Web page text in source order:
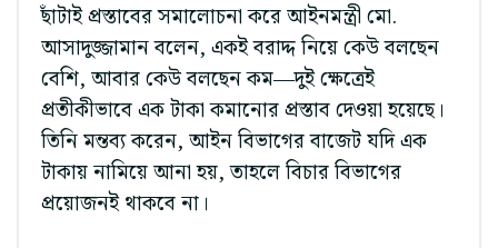
ছাঁটাই প্রস্তাবের সমালোচনা করে আইনমন্ত্রী মো.
আসাদুজ্জামান বলেন, একই বরাদ্দ নিয়ে কেউ বলছেন
বেশি, আবার কেউ বলছেন কম—দুই ক্ষেত্রেই
প্রতীকীভাবে এক টাকা কমানোর প্রস্তাব দেওয়া হয়েছে।
তিনি মন্তব্য করেন, আইন বিভাগের বাজেট যদি এক
টাকায় নামিয়ে আনা হয়, তাহলে বিচার বিভাগের
প্রয়োজনই থাকবে না।